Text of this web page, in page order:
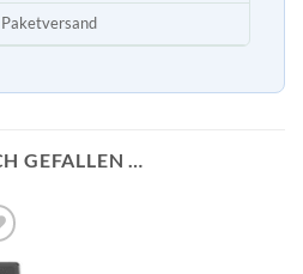
Paketversand
GEFALLEN …